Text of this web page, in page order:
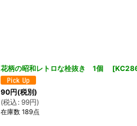
花柄の昭和レトロな栓抜き 1個 [
90円(税別)
(税込 : 99円)
在庫数 189点